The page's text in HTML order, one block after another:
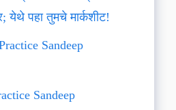
येथे पहा तुमचे मार्कशीट!
Sandeep
Sandeep